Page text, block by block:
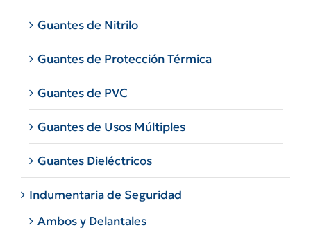
Guantes de Nitrilo
Guantes de Protección Térmica
Guantes de PVC
Guantes de Usos Múltiples
Guantes Dieléctricos
Indumentaria de Seguridad
Ambos y Delantales